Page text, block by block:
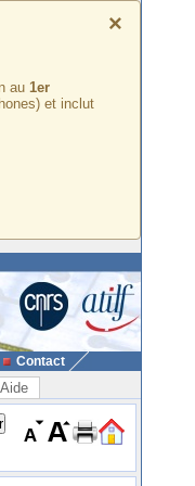
×
au 1er
et inclut
Contact
Aide